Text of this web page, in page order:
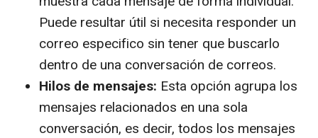
Puede resultar útil si necesita responder un
correo especifico sin tener que buscarlo
dentro de una conversación de correos.
Hilos de mensajes: Esta opción agrupa los
mensajes relacionados en una sola
conversación, es decir, todos los mensajes